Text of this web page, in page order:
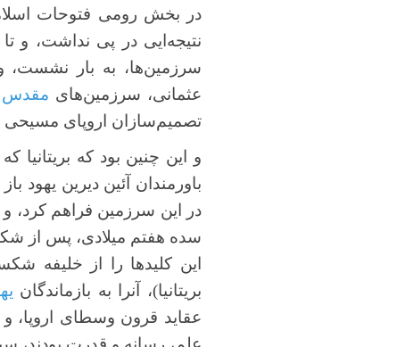
در بخش رومی فتوحات
نتیجه‌ایی در پی نداشت، و
سرزمین‌ها، به بار نشست،
عثمانی، سرزمین‌های مقدس
تصمیم‌سازان اروپای مسیحی
و این چنین بود که بریتانیا
باورمندان آئین دیرین یهود
در این سرزمین فراهم کرد، و
سده هفتم میلادی، پس از
این کلیدها را از خلیفه
بریتانیا)، آنرا به بازماندگان
عقاید قرون وسطای اروپا،